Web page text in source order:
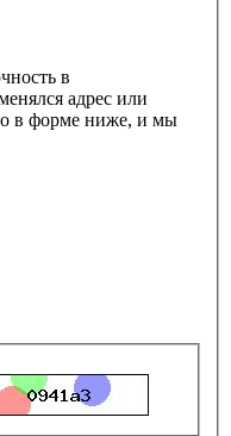
в
адрес или
в форме ниже, и мы